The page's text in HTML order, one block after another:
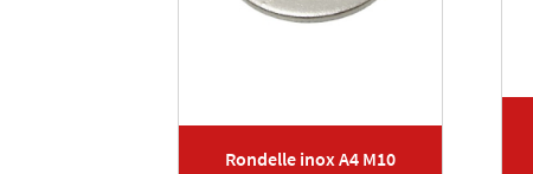
Rondelle inox A4 M10